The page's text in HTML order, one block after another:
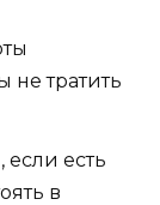
не тратить
есть
в